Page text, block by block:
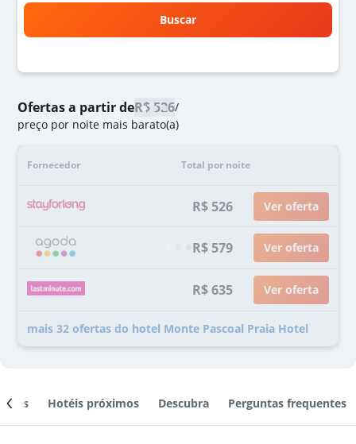
Buscar
Ofertas a partir deR$ 526/
preço por noite mais barato(a)
Fornecedor Total por noite
R$ 526 Ver oferta
R$ 579 Ver oferta
R$ 635 Ver oferta
mais 32 ofertas do hotel Monte Pascoal Praia Hotel
Hotéis próximos Descubra Perguntas frequentes